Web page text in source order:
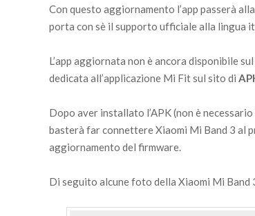
Con questo aggiornamento l’app passerà
porta con sè il supporto ufficiale alla lingua
L’app aggiornata non è ancora disponibile
dedicata all’applicazione Mi Fit sul sito di
Dopo aver installato l’APK (non è
basterà far connettere Xiaomi Mi Band 3 al
aggiornamento del firmware.
Di seguito alcune foto della Xiaomi Mi